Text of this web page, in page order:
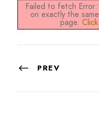
Failed to fetch
on exactly the
page.
PREV